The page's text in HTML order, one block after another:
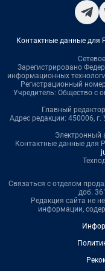
Контактные данные для
Зарегистрировано
информационных
Регистрационный
Учредитель: Общество с
Главный
Адрес редакции: 450006,
Электронный
Контактные данные для
Связаться с отделом
доб.
Редакция сайта не
информации,